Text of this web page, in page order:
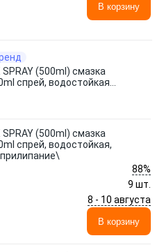
В корзину
SPRAY (500ml) смазка
спрей, водостойкая,
SPRAY (500ml) смазка
спрей, водостойкая,
88%
9 шт.
8 - 10 августа
В корзину